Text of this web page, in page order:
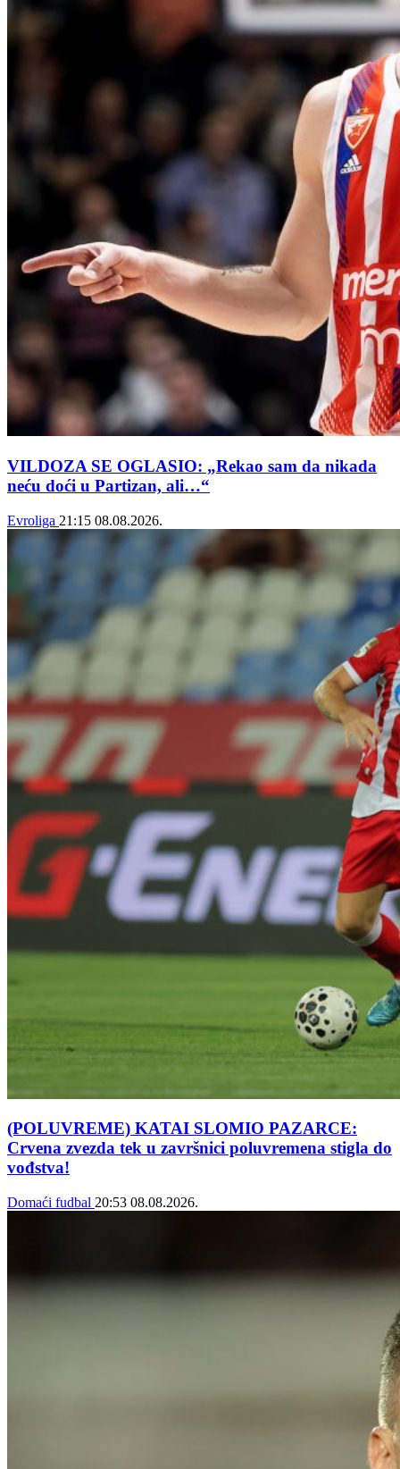
VILDOZA SE OGLASIO: „Rekao sam da nikada
neću doći u Partizan, ali…“
Evroliga 21:15 08.08.2026.
(POLUVREME) KATAI SLOMIO PAZARCE:
Crvena zvezda tek u završnici poluvremena stigla do
vođstva!
Domaći fudbal 20:53 08.08.2026.